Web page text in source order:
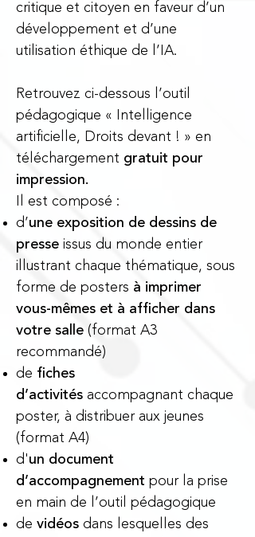
critique et citoyen en faveur d’un
développement et d’une
utilisation éthique de l’IA.
Retrouvez ci-dessous l’outil
pédagogique « Intelligence
artificielle, Droits devant ! » en
téléchargement gratuit pour
impression.
Il est composé :
d’une exposition de dessins de
presse issus du monde entier
illustrant chaque thématique, sous
forme de posters à imprimer
vous-mêmes et à afficher dans
votre salle (format A3
recommandé)
de fiches
d’activités accompagnant chaque
poster, à distribuer aux jeunes
(format A4)
d'un document
d’accompagnement pour la prise
en main de l’outil pédagogique
de vidéos dans lesquelles des